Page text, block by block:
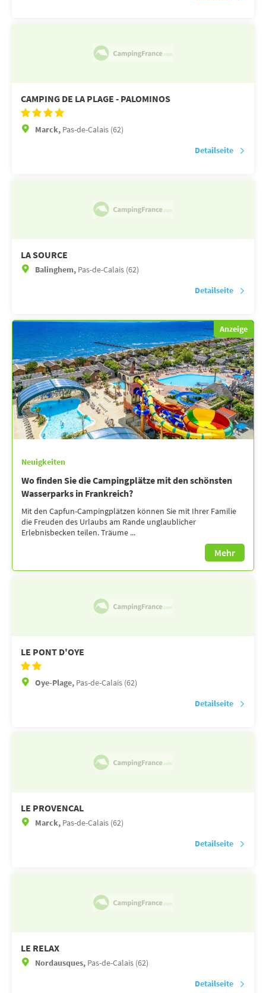
CAMPING DE LA PLAGE - PALOMINOS
Marck, Pas-de-Calais (62)
Detailseite
LA SOURCE
Balinghem, Pas-de-Calais (62)
Detailseite
Anzeige
Neuigkeiten
Wo finden Sie die Campingplätze mit den schönsten
Wasserparks in Frankreich?
Mit den Capfun-Campingplätzen können Sie mit Ihrer Familie
die Freuden des Urlaubs am Rande unglaublicher
Erlebnisbecken teilen. Träume ...
Mehr
LE PONT D'OYE
Oye-Plage, Pas-de-Calais (62)
Detailseite
LE PROVENCAL
Marck, Pas-de-Calais (62)
Detailseite
LE RELAX
Nordausques, Pas-de-Calais (62)
Detailseite